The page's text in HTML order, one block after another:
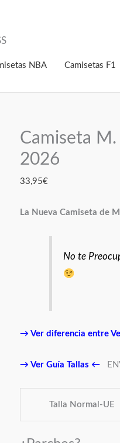
NBA Camisetas F1
Camiseta
2026
33,95€
La Nueva Camiseta de
No te
→ Ver diferencia entre
→ Ver Guía Tallas ←
Talla Normal-UE
Camiseta
M.
Llorente
del
Madrid